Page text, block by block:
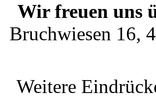
Wir freuen uns
Bruchwiesen 16,
Weitere